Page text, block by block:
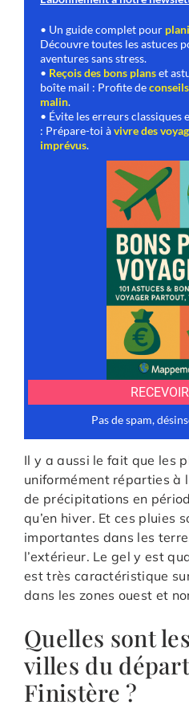
Il y a aussi le fait que les
uniformément réparties à
de précipitations en
qu’en hiver. Et ces pluies
importantes dans les
l’extérieur. Le gel y est
est très caractéristique
dans les zones ouest et
Quelles sont
villes du
Finistère ?